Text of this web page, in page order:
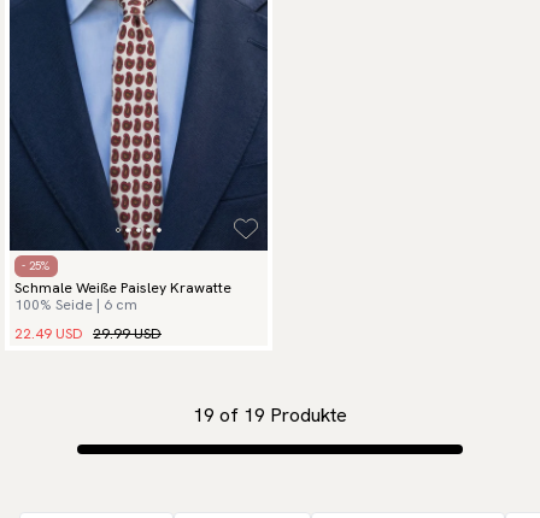
- 25%
Schmale Weiße Paisley Krawatte
100% Seide | 6 cm
22.49 USD 29.99 USD
19 of 19 Produkte